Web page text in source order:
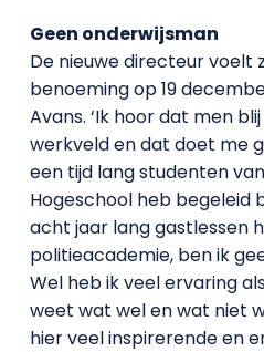
Geen onderwijsman
De nieuwe directeur voelt
benoeming op 19
Avans. ‘Ik hoor dat men
werkveld en dat doet me
een tijd lang studenten
Hogeschool heb begeleid
acht jaar lang gastlessen
politieacademie, ben ik
Wel heb ik veel ervaring
weet wat wel en wat niet
hier veel inspirerende en